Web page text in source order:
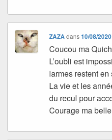
ZAZAdans10/08/
Coucou ma
L’oubli est
larmes restent en
La vie et les
du recul pour
Courage ma